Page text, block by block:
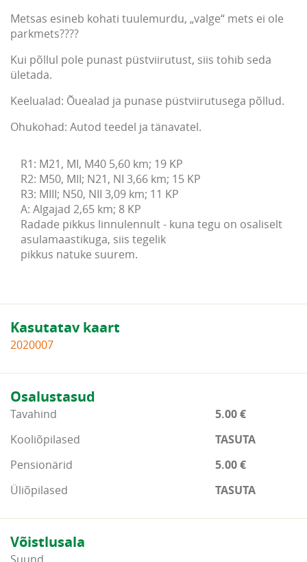
Metsas esineb kohati tuulemurdu, „valge“ mets ei ole
parkmets????
Kui põllul pole punast püstviirutust, siis tohib seda
ületada.
Keelualad: Õuealad ja punase püstviirutusega põllud.
Ohukohad: Autod teedel ja tänavatel.
R1: M21, MI, M40 5,60 km; 19 KP
R2: M50, MII; N21, NI 3,66 km; 15 KP
R3: MIII; N50, NII 3,09 km; 11 KP
A: Algajad 2,65 km; 8 KP
Radade pikkus linnulennult - kuna tegu on osaliselt
asulamaastikuga, siis tegelik
pikkus natuke suurem.
Kasutatav kaart
2020007
Osalustasud
Tavahind
5.00 €
Kooliõpilased
TASUTA
Pensionärid
5.00 €
Üliõpilased
TASUTA
Võistlusala